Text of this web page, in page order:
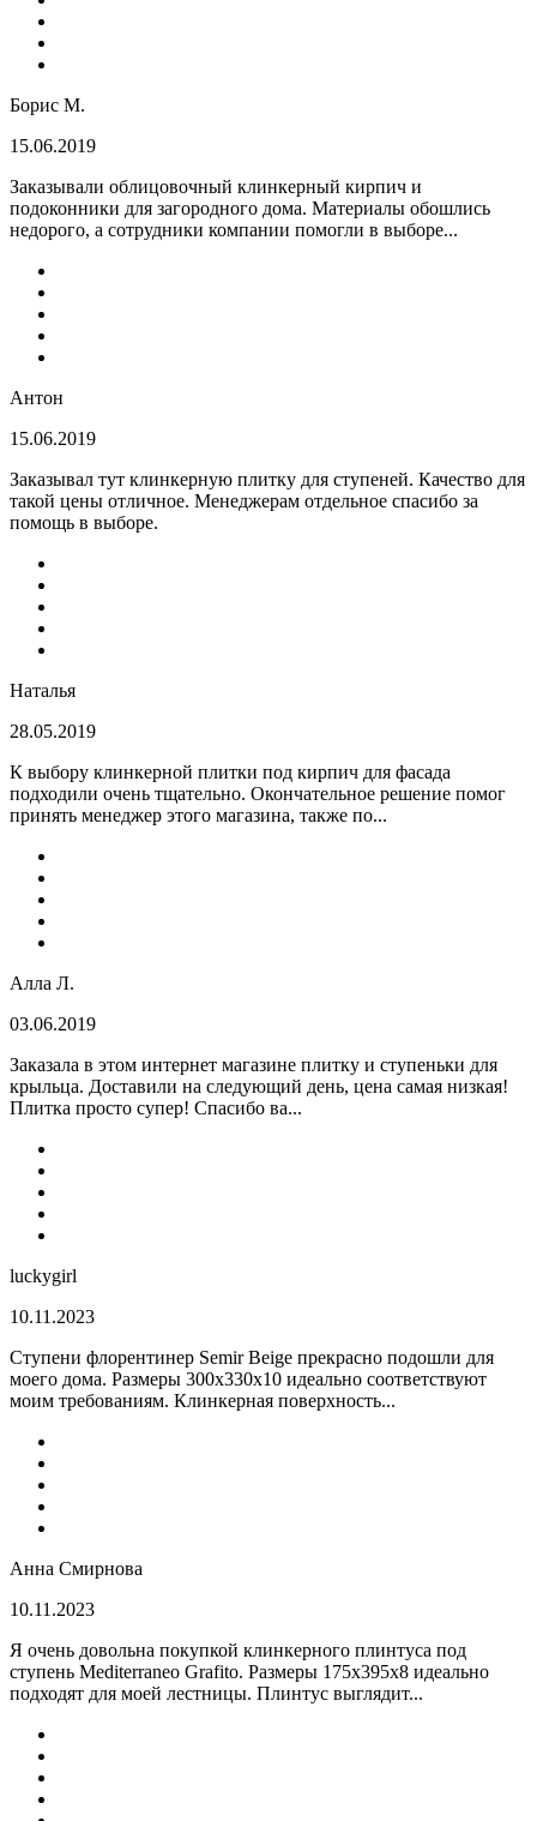
Борис М.
15.06.2019
Заказывали облицовочный клинкерный кирпич и
подоконники для загородного дома. Материалы обошлись
недорого, а сотрудники компании помогли в выборе...
Антон
15.06.2019
Заказывал тут клинкерную плитку для ступеней. Качество для
такой цены отличное. Менеджерам отдельное спасибо за
помощь в выборе.
Наталья
28.05.2019
К выбору клинкерной плитки под кирпич для фасада
подходили очень тщательно. Окончательное решение помог
принять менеджер этого магазина, также по...
Алла Л.
03.06.2019
Заказала в этом интернет магазине плитку и ступеньки для
крыльца. Доставили на следующий день, цена самая низкая!
Плитка просто супер! Спасибо ва...
luckygirl
10.11.2023
Ступени флорентинер Semir Beige прекрасно подошли для
моего дома. Размеры 300х330х10 идеально соответствуют
моим требованиям. Клинкерная поверхность...
Анна Смирнова
10.11.2023
Я очень довольна покупкой клинкерного плинтуса под
ступень Mediterraneo Grafito. Размеры 175х395х8 идеально
подходят для моей лестницы. Плинтус выглядит...